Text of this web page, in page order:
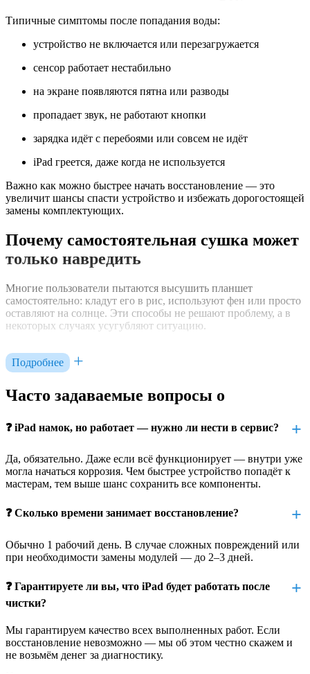
Типичные симптомы после попадания воды:
устройство не включается или перезагружается
сенсор работает нестабильно
на экране появляются пятна или разводы
пропадает звук, не работают кнопки
зарядка идёт с перебоями или совсем не идёт
iPad греется, даже когда не используется
Важно как можно быстрее начать восстановление — это
увеличит шансы спасти устройство и избежать дорогостоящей
замены комплектующих.
Почему самостоятельная сушка может
только навредить
Многие пользователи пытаются высушить планшет
самостоятельно: кладут его в рис, используют фен или просто
оставляют на солнце. Эти способы не решают проблему, а в
некоторых случаях усугубляют ситуацию.
компонентах. При контакте с током начинается окисление
дорожек, замыкания и деградация микросхем. Чем дольше
восстановить устройство не удастся.
Как проходит восстановление после
Мы проводим восстановление после попадания влаги по всем
профессиональным стандартам. Не используем кустарные
полный комплекс работ по очистке, диагностике и ремонту.
диагностика состояния всех компонентов
полная разборка и осмотр внутренних элементов
чистка и удаление окислов ультразвуковым методом
замеры токов и тестирование плат
восстановление повреждённых участков, если возможно
Подробнее
Часто задаваемые вопросы о
❓ iPad намок, но работает — нужно ли нести в сервис?
Да, обязательно. Даже если всё функционирует — внутри уже
могла начаться коррозия. Чем быстрее устройство попадёт к
мастерам, тем выше шанс сохранить все компоненты.
❓ Сколько времени занимает восстановление?
Обычно 1 рабочий день. В случае сложных повреждений или
при необходимости замены модулей — до 2–3 дней.
❓ Гарантируете ли вы, что iPad будет работать после
чистки?
Мы гарантируем качество всех выполненных работ. Если
восстановление невозможно — мы об этом честно скажем и
не возьмём денег за диагностику.